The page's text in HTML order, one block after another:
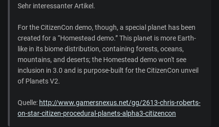
Sehr interessanter Artikel.
For the CitizenCon demo, though, a special planet has been
created for a “Homestead demo.” This planet is more Earth-
like in its biome distribution, containing forests, oceans,
mountains, and deserts; the Homestead demo won't see
inclusion in 3.0 and is purpose-built for the CitizenCon unveil
of Planets V2.
Quelle: http://www.gamersnexus.net/gg/2613-chris-roberts-
on-star-citizen-procedural-planets-alpha3-citizencon